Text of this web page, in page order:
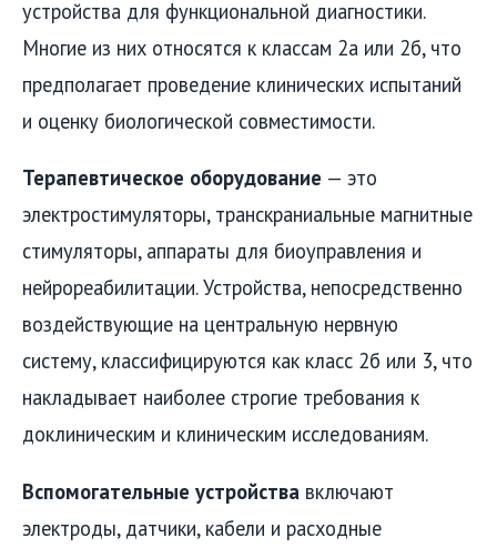
устройства для функциональной диагностики.
Многие из них относятся к классам 2а или 2б, что
предполагает проведение клинических испытаний
и оценку биологической совместимости.
Терапевтическое оборудование — это
электростимуляторы, транскраниальные магнитные
стимуляторы, аппараты для биоуправления и
нейрореабилитации. Устройства, непосредственно
воздействующие на центральную нервную
систему, классифицируются как класс 2б или 3, что
накладывает наиболее строгие требования к
доклиническим и клиническим исследованиям.
Вспомогательные устройства включают
электроды, датчики, кабели и расходные